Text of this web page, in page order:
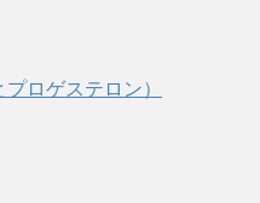
ロゲステロン）